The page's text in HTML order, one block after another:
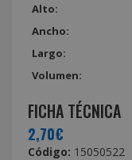
Alto:
Ancho:
Largo:
Volumen:
FICHA TÉCNICA
2,70€
Código: 15050522